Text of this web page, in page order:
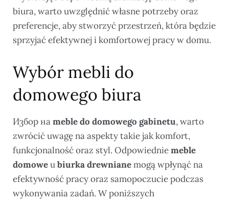
biura, warto uwzględnić własne potrzeby oraz
preferencje, aby stworzyć przestrzeń, która będzie
sprzyjać efektywnej i komfortowej pracy w domu.
Wybór mebli do
domowego biura
Избор наmeble do domowego gabinetu, warto
zwrócić uwagę na aspekty takie jak komfort,
funkcjonalność oraz styl. Odpowiedniemeble
domoweиbiurka drewnianemogą wpłynąć na
efektywność pracy oraz samopoczucie podczas
wykonywania zadań. W poniższych